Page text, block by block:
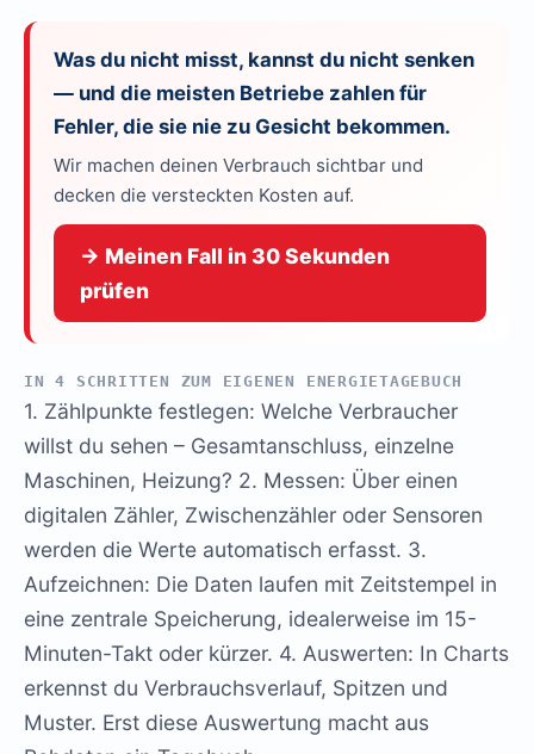
Was du nicht misst, kannst du nicht senken
— und die meisten Betriebe zahlen für
Fehler, die sie nie zu Gesicht bekommen.
Wir machen deinen Verbrauch sichtbar und
decken die versteckten Kosten auf.
→ Meinen Fall in 30 Sekunden
prüfen
IN 4 SCHRITTEN ZUM EIGENEN ENERGIETAGEBUCH
1. Zählpunkte festlegen: Welche Verbraucher
willst du sehen – Gesamtanschluss, einzelne
Maschinen, Heizung? 2. Messen: Über einen
digitalen Zähler, Zwischenzähler oder Sensoren
werden die Werte automatisch erfasst. 3.
Aufzeichnen: Die Daten laufen mit Zeitstempel in
eine zentrale Speicherung, idealerweise im 15-
Minuten-Takt oder kürzer. 4. Auswerten: In Charts
erkennst du Verbrauchsverlauf, Spitzen und
Muster. Erst diese Auswertung macht aus